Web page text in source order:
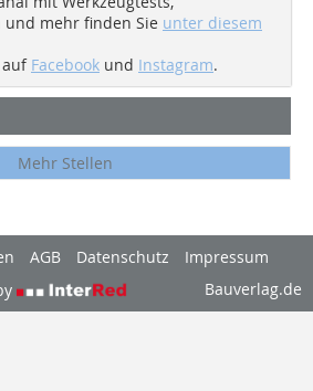
mehr finden Sie unter diesem
auf Facebook und Instagram.
Mehr Stellen
AGB Datenschutz
Impressum
Bauverlag.de